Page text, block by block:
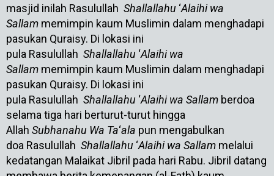
masjid inilah Rasulullah Shallallahu ‘Alaihi wa
Sallam memimpin kaum Muslimin dalam menghadapi
pasukan Quraisy. Di lokasi ini
pula Rasulullah Shallallahu ‘Alaihi wa
Sallam memimpin kaum Muslimin dalam menghadapi
pasukan Quraisy. Di lokasi ini
pula Rasulullah Shallallahu ‘Alaihi wa Sallam berdoa
selama tiga hari berturut-turut hingga
Allah Subhanahu Wa Ta‘ala pun mengabulkan
doa Rasulullah Shallallahu ‘Alaihi wa Sallam melalui
kedatangan Malaikat Jibril pada hari Rabu. Jibril datang